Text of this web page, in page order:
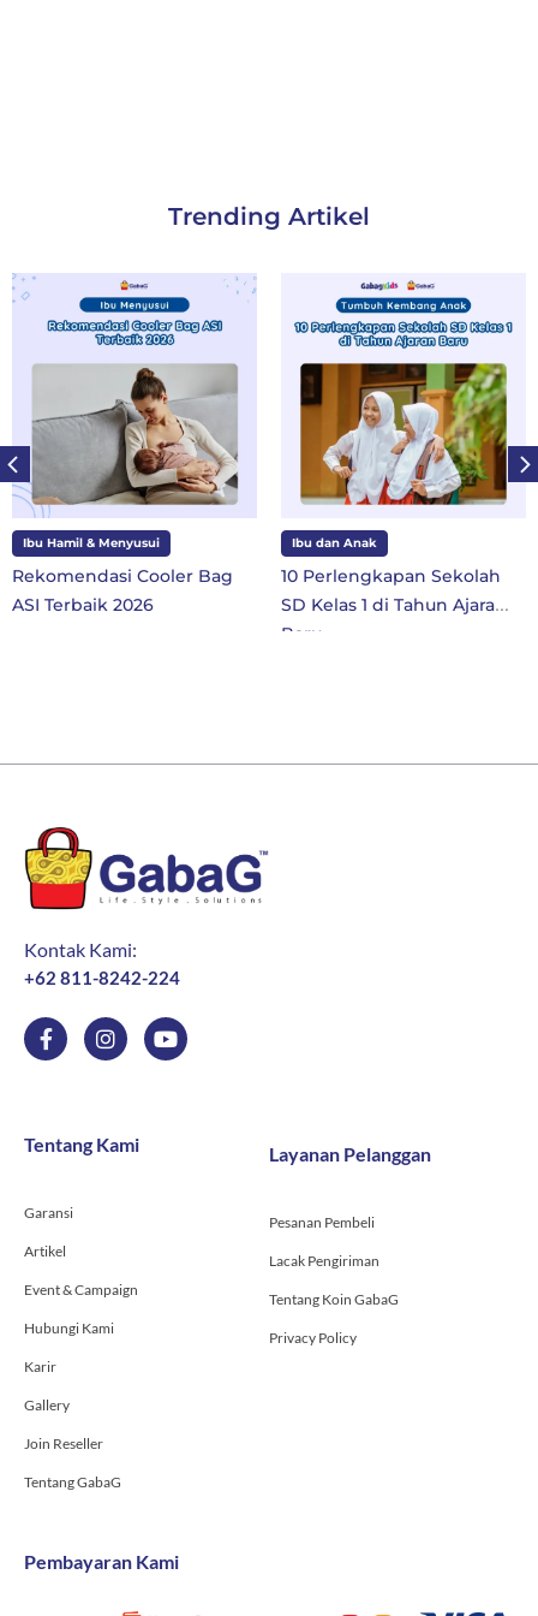
Trending Artikel
Ibu Hamil & Menyusui
Rekomendasi Cooler Bag
ASI Terbaik 2026
Ibu dan Anak
10 Perlengkapan Sekolah
SD Kelas 1 di Tahun Ajaran
Baru
Kontak Kami:
+62 811-8242-224
F
a
c
o
f
I
n
s
g
r
Y
o
u
Tentang Kami
Garansi
Artikel
Event & Campaign
Hubungi Kami
Karir
Gallery
Join Reseller
Tentang GabaG
Layanan Pelanggan
Pesanan Pembeli
Lacak Pengiriman
Tentang Koin GabaG
Privacy Policy
Pembayaran Kami